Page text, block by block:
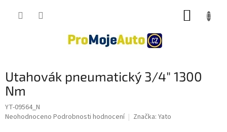
Utahovák pneumatický 3/4" 1300
Nm
YT-09564_N
Průměrné
Neohodnoceno Podrobnosti hodnocení Značka: Yato